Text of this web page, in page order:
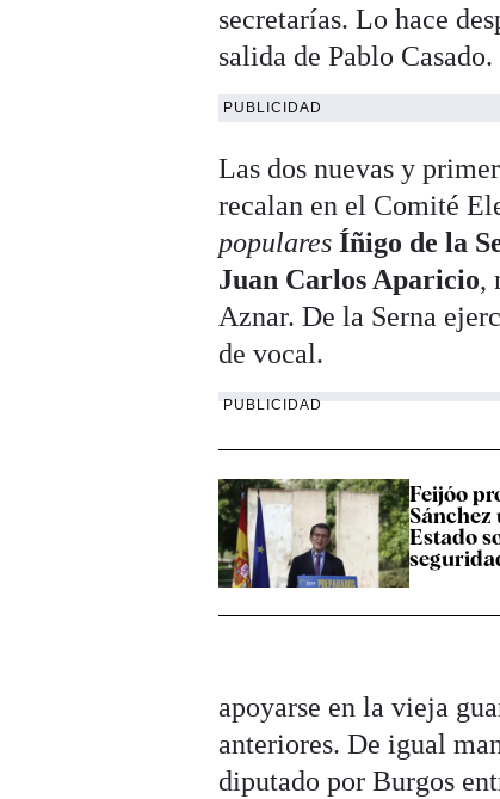
secretarías. Lo hace
salida de Pablo Casado.
PUBLICIDAD
Las dos nuevas y
recalan en el Comité
populares Íñigo de la
Juan Carlos Aparicio,
Aznar. De la Serna
de vocal.
PUBLICIDAD
Feijóo
Sánchez
Estado
apoyarse en la vieja
anteriores. De igual
diputado por Burgos